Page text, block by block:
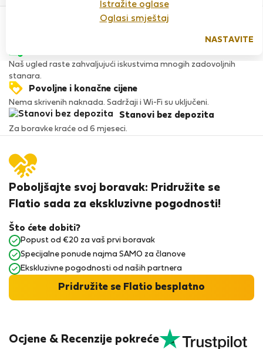
Istražite oglase
Oglasi smještaj
NASTAVITE
Povjerenje & Sigurnost
Naš ugled raste zahvaljujući iskustvima mnogih zadovoljnih
stanara.
Povoljne i konačne cijene
Nema skrivenih naknada. Sadržaji i Wi-Fi su uključeni.
Stanovi bez depozita
Za boravke kraće od 6 mjeseci.
Ocjene & Recenzije pokreće
Poboljšajte svoj boravak: Pridružite se
Flatio sada za ekskluzivne pogodnosti!
Što ćete dobiti?
Popust od €20 za vaš prvi boravak
Specijalne ponude najma SAMO za članove
Ekskluzivne pogodnosti od naših partnera
Pridružite se Flatio besplatno